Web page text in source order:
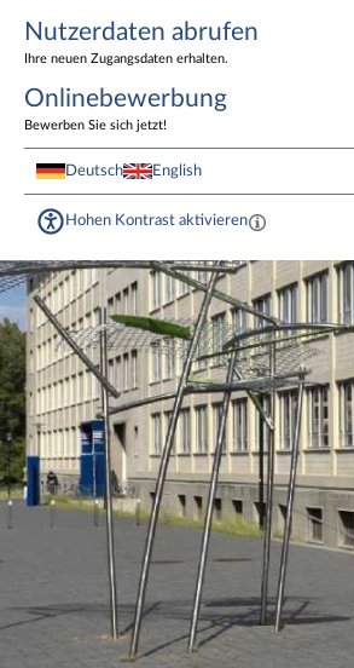
Nutzerdaten abrufen
Ihre neuen Zugangsdaten erhalten.
Onlinebewerbung
Bewerben Sie sich jetzt!
Deutsch English
Hohen Kontrast aktivieren